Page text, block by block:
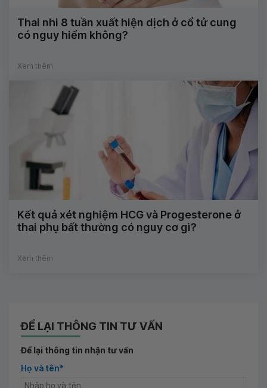
Thai nhi 8 tuần xuất hiện dịch ở cổ tử cung
có nguy hiểm không?
Xem thêm
Kết quả xét nghiệm HCG và Progesterone ở
thai phụ bất thường có nguy cơ gì?
Xem thêm
ĐỂ LẠI THÔNG TIN TƯ VẤN
Để lại thông tin nhận tư vấn
Họ và tên*